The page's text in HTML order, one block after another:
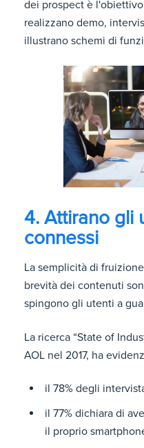
dei prospect è
realizzano demo,
illustrano schemi di
4. Attirano gli
connessi
La semplicità di
brevità dei contenuti
spingono gli utenti a
La ricerca “State of
AOL nel 2017, ha
il 78% degli
il 77% dichiara di
il proprio